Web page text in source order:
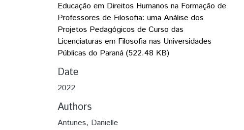
Educação em Direitos Humanos na Formação de
Professores de Filosofia: uma Análise dos
Projetos Pedagógicos de Curso das
Licenciaturas em Filosofia nas Universidades
Públicas do Paraná (522.48 KB)
Date
2022
Authors
Antunes, Danielle